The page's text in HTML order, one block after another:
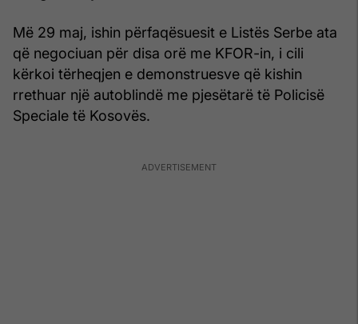
Më 29 maj, ishin përfaqësuesit e Listës Serbe ata
që negociuan për disa orë me KFOR-in, i cili
kërkoi tërheqjen e demonstruesve që kishin
rrethuar një autoblindë me pjesëtarë të Policisë
Speciale të Kosovës.